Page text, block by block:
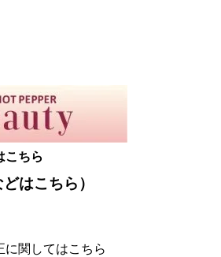
こちら
どはこちら ）
に関してはこちら